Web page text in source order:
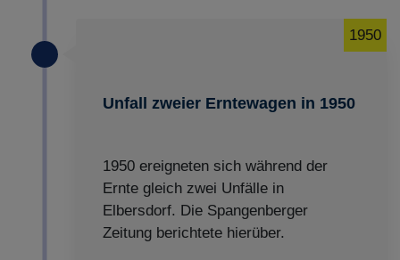
Unfall zweier Erntewagen in 1950
1950
1950 ereigneten sich während der
Ernte gleich zwei Unfälle in
Elbersdorf. Die Spangenberger
Zeitung berichtete hierüber.